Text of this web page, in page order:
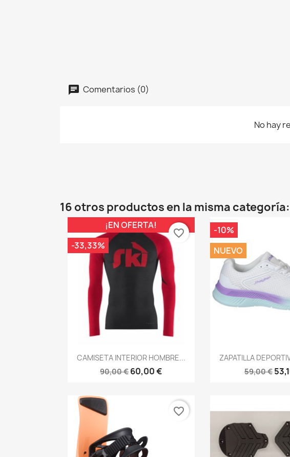
Comentarios (0)
No hay
16 otros productos en la misma categoría:
 Vista rápida
CAMISETA INTERIOR HOMBRE...
90,00 €60,00 €
¡EN OFERTA!
-33,33%
favorite_border
 Vista
ZAPATILLA
59,00 €
-10%
NUEVO
favorite_border